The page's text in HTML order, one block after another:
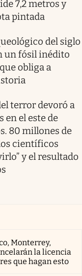
7,2 metros y
pintada
del siglo
un fósil inédito
obliga a
terror devoró a
en el este de
80 millones de
científicos
y el resultado
Monterrey,
la licencia
que hagan esto